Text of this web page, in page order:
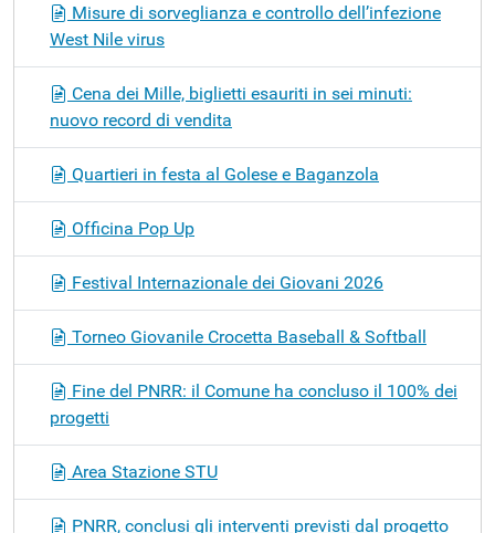
Misure di sorveglianza e controllo dell’infezione
West Nile virus
Cena dei Mille, biglietti esauriti in sei minuti:
nuovo record di vendita
Quartieri in festa al Golese e Baganzola
Officina Pop Up
Festival Internazionale dei Giovani 2026
Torneo Giovanile Crocetta Baseball & Softball
Fine del PNRR: il Comune ha concluso il 100% dei
progetti
Area Stazione STU
PNRR, conclusi gli interventi previsti dal progetto